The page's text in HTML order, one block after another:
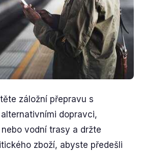
záložní přepravu s
dopravci,
vodní trasy a držte
zboží, abyste předešli